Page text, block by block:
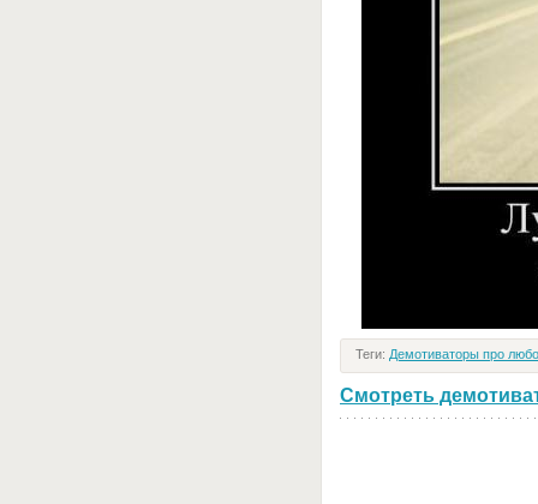
Теги: Демотиваторы про
Смотреть